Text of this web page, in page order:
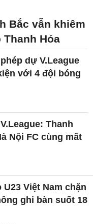
Bắc vẫn khiêm
Hóa
dự V.League
với 4 đội bóng
Thanh
Nội FC cùng mất
U23 Việt Nam chặn
ghi bàn suốt 18